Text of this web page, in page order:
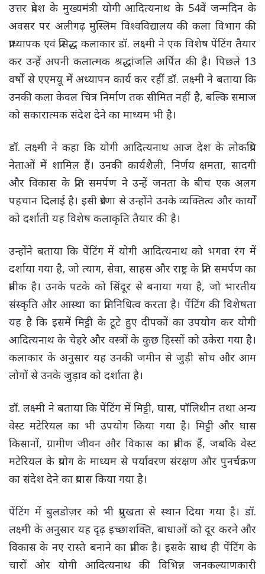
उत्तर प्रदेश के मुख्यमंत्री योगी आदित्यनाथ के 54वें जन्मदिन के
अवसर पर अलीगढ़ मुस्लिम विश्वविद्यालय की कला विभाग की
प्राध्यापक एवं प्रसिद्ध कलाकार डॉ. लक्ष्मी ने एक विशेष पेंटिंग तैयार
कर उन्हें अपनी कलात्मक श्रद्धांजलि अर्पित की है। पिछले 13
वर्षों से एएमयू में अध्यापन कार्य कर रहीं डॉ. लक्ष्मी ने बताया कि
उनकी कला केवल चित्र निर्माण तक सीमित नहीं है, बल्कि समाज
को सकारात्मक संदेश देने का माध्यम भी है।
डॉ. लक्ष्मी ने कहा कि योगी आदित्यनाथ आज देश के लोकप्रिय
नेताओं में शामिल हैं। उनकी कार्यशैली, निर्णय क्षमता, सादगी
और विकास के प्रति समर्पण ने उन्हें जनता के बीच एक अलग
पहचान दिलाई है। इसी प्रेरणा से उन्होंने उनके व्यक्तित्व और कार्यों
को दर्शाती यह विशेष कलाकृति तैयार की है।
उन्होंने बताया कि पेंटिंग में योगी आदित्यनाथ को भगवा रंग में
दर्शाया गया है, जो त्याग, सेवा, साहस और राष्ट्र के प्रति समर्पण का
प्रतीक है। उनके पटके को सिंदूर से बनाया गया है, जो भारतीय
संस्कृति और आस्था का प्रतिनिधित्व करता है। पेंटिंग की विशेषता
यह है कि इसमें मिट्टी के टूटे हुए दीपकों का उपयोग कर योगी
आदित्यनाथ के चेहरे और वस्त्रों के कुछ हिस्सों को उकेरा गया है।
कलाकार के अनुसार यह उनकी जमीन से जुड़ी सोच और आम
लोगों से उनके जुड़ाव को दर्शाता है।
डॉ. लक्ष्मी ने बताया कि पेंटिंग में मिट्टी, घास, पॉलिथीन तथा अन्य
वेस्ट मटेरियल का भी उपयोग किया गया है। मिट्टी और घास
किसानों, ग्रामीण जीवन और विकास का प्रतीक हैं, जबकि वेस्ट
मटेरियल के प्रयोग के माध्यम से पर्यावरण संरक्षण और पुनर्चक्रण
का संदेश देने का प्रयास किया गया है।
पेंटिंग में बुलडोज़र को भी प्रमुखता से स्थान दिया गया है। डॉ.
लक्ष्मी के अनुसार यह दृढ़ इच्छाशक्ति, बाधाओं को दूर करने और
विकास के नए रास्ते बनाने का प्रतीक है। इसके साथ ही पेंटिंग के
चारों ओर योगी आदित्यनाथ की विभिन्न जनकल्याणकारी